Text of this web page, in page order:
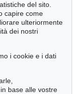
del sito.
capire come
ulteriormente
dei nostri
i cookie e i dati
base alle vostre